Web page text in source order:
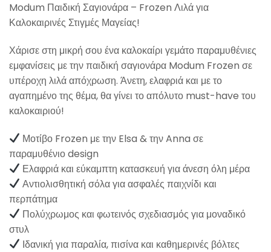
Modum Παιδική Σαγιονάρα – Frozen Λιλά για
Καλοκαιρινές Στιγμές Μαγείας!
Χάρισε στη μικρή σου ένα καλοκαίρι γεμάτο παραμυθένιες
εμφανίσεις με την παιδική σαγιονάρα Modum Frozen σε
υπέροχη λιλά απόχρωση. Άνετη, ελαφριά και με το
αγαπημένο της θέμα, θα γίνει το απόλυτο must-have του
καλοκαιριού!
Μοτίβο Frozen με την Elsa & την Anna σε
παραμυθένιο design
Ελαφριά και εύκαμπτη κατασκευή για άνεση όλη μέρα
Αντιολισθητική σόλα για ασφαλές παιχνίδι και
περπάτημα
Πολύχρωμος και φωτεινός σχεδιασμός για μοναδικό
στυλ
Ιδανική για παραλία, πισίνα και καθημερινές βόλτες